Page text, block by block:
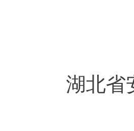
湖北省